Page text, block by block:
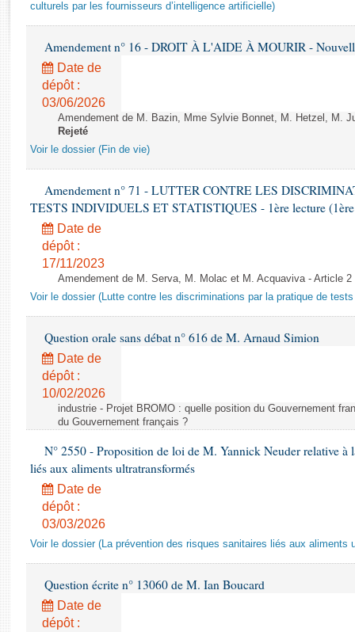
Rapports législatifs
Baromètre de l’application des lois
Dossiers législatifs
Budget et sécurité sociale
Questions écrites et orales
Comptes rendus des débats
culturels par les fournisseurs d’intelligence artificielle)
Amendement n° 16 - DROIT À L'AIDE À MOURIR -
Date de
dépôt :
03/06/2026
Amendement de M. Bazin, Mme Sylvie Bonnet, M. Hetzel, M.
Rejeté
Voir le dossier (Fin de vie)
Amendement n° 71 - LUTTER CONTRE LES
TESTS INDIVIDUELS ET STATISTIQUES - 1ère lecture (1ère
Date de
dépôt :
17/11/2023
Amendement de M. Serva, M. Molac et M. Acquaviva - Article
Voir le dossier (Lutte contre les discriminations par la pratique de
Question orale sans débat n° 616 de M. Arnaud Simion
Date de
dépôt :
10/02/2026
industrie - Projet BROMO : quelle position du Gouvernement
du Gouvernement français ?
N° 2550 - Proposition de loi de M. Yannick Neuder relative à
liés aux aliments ultratransformés
Date de
dépôt :
03/03/2026
Voir le dossier (La prévention des risques sanitaires liés aux aliments
Question écrite n° 13060 de M. Ian Boucard
Date de
dépôt :